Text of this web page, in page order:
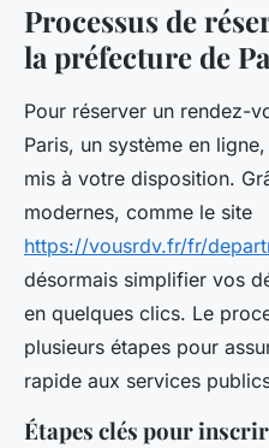
Processus de
la préfecture de
Pour réserver un rendez-
Paris, un système en
mis à votre disposition.
modernes, comme le site
https://vousrdv.fr/fr/
désormais simplifier vos
en quelques clics. Le
plusieurs étapes pour
rapide aux services
Étapes clés pour